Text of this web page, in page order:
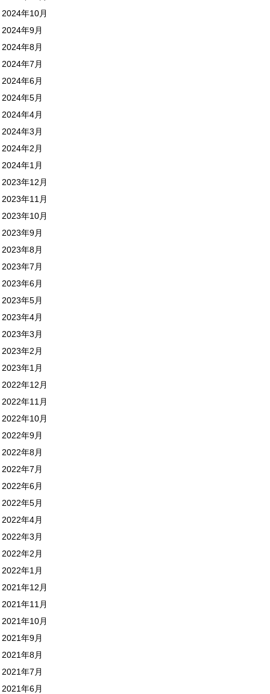
2024年10月
2024年9月
2024年8月
2024年7月
2024年6月
2024年5月
2024年4月
2024年3月
2024年2月
2024年1月
2023年12月
2023年11月
2023年10月
2023年9月
2023年8月
2023年7月
2023年6月
2023年5月
2023年4月
2023年3月
2023年2月
2023年1月
2022年12月
2022年11月
2022年10月
2022年9月
2022年8月
2022年7月
2022年6月
2022年5月
2022年4月
2022年3月
2022年2月
2022年1月
2021年12月
2021年11月
2021年10月
2021年9月
2021年8月
2021年7月
2021年6月